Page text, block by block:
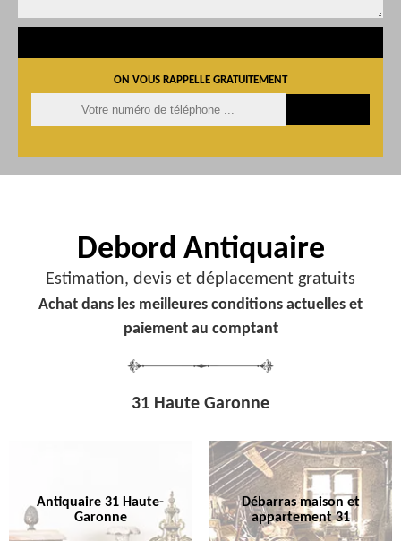
ON VOUS RAPPELLE GRATUITEMENT
Debord Antiquaire
Estimation, devis et déplacement gratuits
Achat dans les meilleures conditions actuelles et
paiement au comptant
31 Haute Garonne
Antiquaire 31 Haute-
Garonne
Débarras maison et
appartement 31